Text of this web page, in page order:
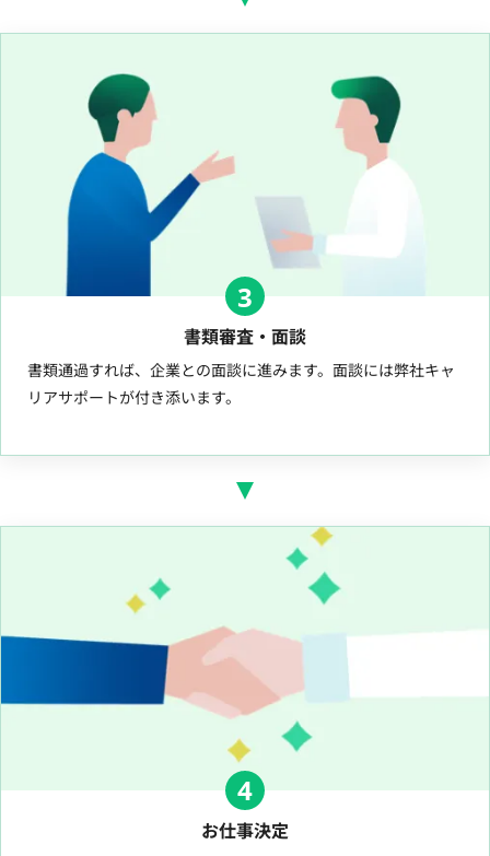
3
書類審査・面談
書類通過すれば、企業との面談に進みます。面談には弊社キャ
リアサポートが付き添います。
4
お仕事決定